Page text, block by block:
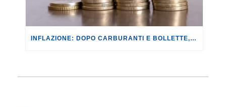
INFLAZIONE: DOPO CARBURANTI E BOLLETTE, GLI EFFETTI DEL CONFLITTO INIZIANO A FARSI SENTIRE SUI PREZZI.